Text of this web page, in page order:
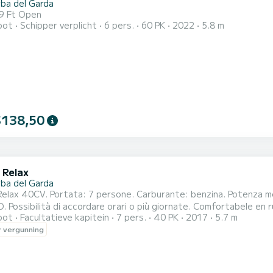
del Garda
Ft Open
Schipper verplicht 6 pers. 60 PK 2022 5.8 m
del Garda
40CV. Portata: 7 persone. Carburante: benzina. Potenza
di accordare orari o più giornate. Comfortabele en ruime boot met een 40CV motor, geen vaarbewijs nodig
eenvoudig te besturen en perfect om een ontspannen
Huur deze boot in Manerba del Garda en bereik alle
Facultatieve kapitein 7 pers. 40 PK 2017 5.7 m
vergunning